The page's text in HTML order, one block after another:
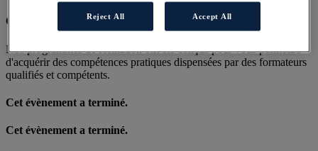
Cet évènement a terminé.
Nos programmes de formation ont été conçus pour vous permettre
d'acquérir des compétences pratiques dispensées par des formateurs
qualifiés et compétents.
Cet évènement a terminé.
Cet évènement a terminé.
Reject All Accept All